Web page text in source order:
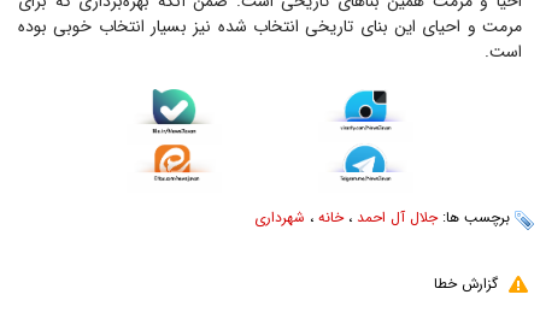
مرمت و احیای این بنای تاریخی انتخاب شده نیز بسیار انتخاب خوبی بوده
است.
برچسب ها:جلال آل احمد ،خانه ، شهرداری
گزارش خطا